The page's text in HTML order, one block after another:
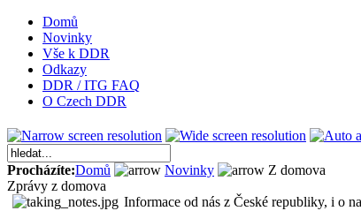
Domů
Novinky
Vše k DDR
Odkazy
DDR / ITG FAQ
O Czech DDR
Procházíte:Domů Novinky
Z domova
Zprávy z domova
Informace od nás z České republiky, i o